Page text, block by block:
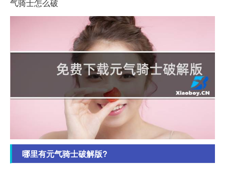
气骑士怎么破
哪里有元气骑士破解版?